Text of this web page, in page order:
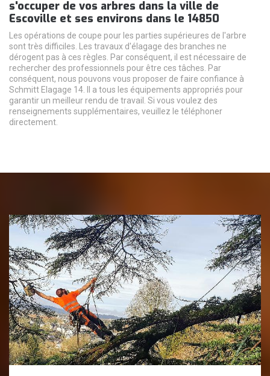
s'occuper de vos arbres dans la ville de
Escoville et ses environs dans le 14850
Les opérations de coupe pour les parties supérieures de l'arbre
sont très difficiles. Les travaux d'élagage des branches ne
dérogent pas à ces règles. Par conséquent, il est nécessaire de
rechercher des professionnels pour être ces tâches. Par
conséquent, nous pouvons vous proposer de faire confiance à
Schmitt Elagage 14. Il a tous les équipements appropriés pour
garantir un meilleur rendu de travail. Si vous voulez des
renseignements supplémentaires, veuillez le téléphoner
directement.